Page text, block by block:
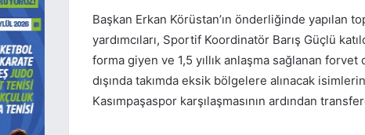
Başkan Erkan Körüstan’ın önderliğinde yapılan
yardımcıları, Sportif Koordinatör Barış Güçlü
forma giyen ve 1,5 yıllık anlaşma sağlanan
dışında takımda eksik bölgelere alınacak
Kasımpaşaspor karşılaşmasının ardından